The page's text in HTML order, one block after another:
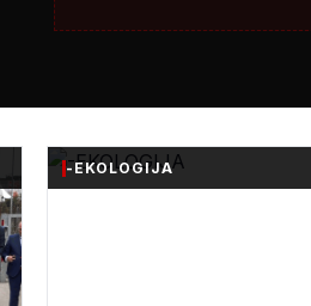
-EKOLOGIJA